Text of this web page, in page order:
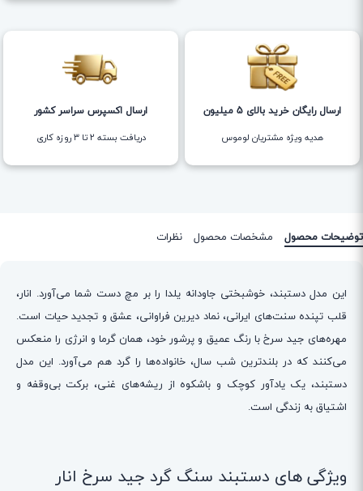
ارسال رایگان خرید بالای 5 میلیون
هدیه ویژه مشتریان لوموس
ارسال اکسپرس سراسر کشور
دریافت بسته ۲ تا ۳ روزه کاری
توضیحات محصول مشخصات محصول نظرات
این مدل دستبند، خوشبختی جاودانه یلدا را بر مچ دست شما می‌آورد. انار،
قلب تپنده سنت‌های ایرانی، نماد دیرین فراوانی، عشق و تجدید حیات است.
مهره‌های جید سرخ با رنگ عمیق و پرشور خود، همان گرما و انرژی را منعکس
می‌کنند که در بلندترین شب سال، خانواده‌ها را گرد هم می‌آورد. این مدل
دستبند، یک یادآور کوچک و باشکوه از ریشه‌های غنی، برکت بی‌وقفه و
اشتیاق به زندگی است.
ویژگی های دستبند سنگ گرد جید سرخ انار